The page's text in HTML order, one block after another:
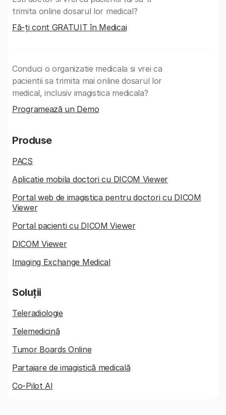
trimita online dosarul lor medical?
Fă-ți cont GRATUIT în Medicai
Conduci o organizatie medicala si vrei ca
pacientii sa trimita mai online dosarul lor
medical, inclusiv imagistica medicala?
Programează un Demo
Produse
PACS
Aplicatie mobila doctori cu DICOM Viewer
Portal web de imagistica pentru doctori cu DICOM
Viewer
Portal pacienti cu DICOM Viewer
DICOM Viewer
Imaging Exchange Medical
Soluții
Teleradiologie
Telemedicină
Tumor Boards Online
Partajare de imagistică medicală
Co-Pilot AI